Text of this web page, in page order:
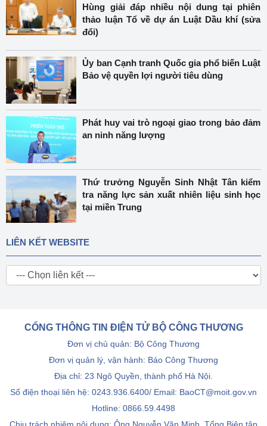
Hùng giải đáp nhiều nội dung tại phiên
thảo luận Tổ về dự án Luật Dầu khí (sửa
đổi)
Ủy ban Cạnh tranh Quốc gia phổ biến Luật
Bảo vệ quyền lợi người tiêu dùng
Phát huy vai trò ngoại giao trong bảo đảm
an ninh năng lượng
Thứ trưởng Nguyễn Sinh Nhật Tân kiểm
tra năng lực sản xuất nhiên liệu sinh học
tại miền Trung
LIÊN KẾT WEBSITE
CỔNG THÔNG TIN ĐIỆN TỬ BỘ CÔNG THƯƠNG
Đơn vị chủ quản: Bộ Công Thương
Đơn vị quản lý, vận hành: Báo Công Thương
Địa chỉ: 23 Ngô Quyền, thành phố Hà Nội.
Số điện thoại liên hệ: 0243.936.6400/ Email: BaoCT@moit.gov.vn
Hotline: 0866.59.4498